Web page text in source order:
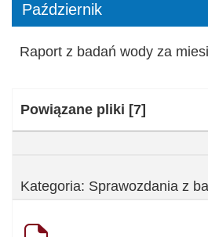
Październik
Raport z badań wody za
Kategoria:
Powiązane pliki [7]
Kategoria: Sprawozdania z